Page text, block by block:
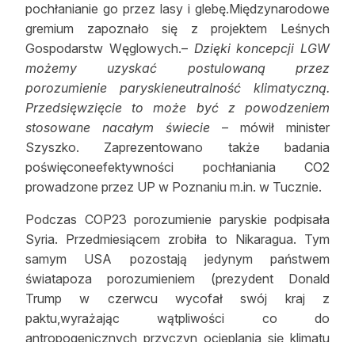
pochłanianie go przez lasy i glebę.Międzynarodowe
gremium zapoznało się z projektem Leśnych
Gospodarstw Węglowych.– Dzięki koncepcji LGW
możemy uzyskać postulowaną przez
porozumienie paryskieneutralność klimatyczną.
Przedsięwzięcie to może być z powodzeniem
stosowane nacałym świecie – mówił minister
Szyszko. Zaprezentowano także badania
poświęconeefektywności pochłaniania CO2
prowadzone przez UP w Poznaniu m.in. w Tucznie.
Podczas COP23 porozumienie paryskie podpisała
Syria. Przedmiesiącem zrobiła to Nikaragua. Tym
samym USA pozostają jedynym państwem
światapoza porozumieniem (prezydent Donald
Trump w czerwcu wycofał swój kraj z
paktu,wyrażając wątpliwości co do
antropogenicznych przyczyn ocieplania się klimatu